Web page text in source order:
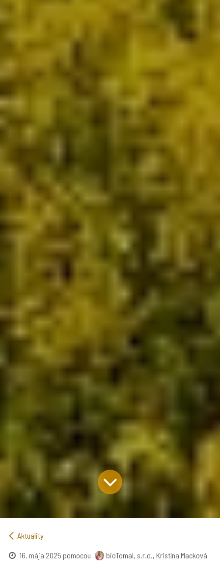
Aktuality
16. mája 2025 pomocou bioTomal, s.r.o., Kristína Macková